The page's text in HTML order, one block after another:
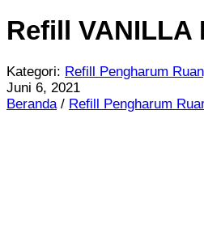
Refill VANILLA
Kategori: Refill Pengharum
Juni 6, 2021
Beranda/ Refill Pengharum